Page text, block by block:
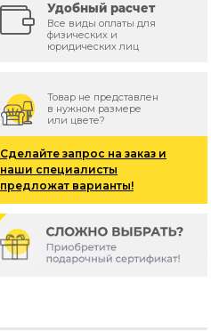
Удобный расчет
Все виды оплаты для
физических и
юридических лиц
Товар не представлен
в нужном размере
или цвете?
Сделайте запрос на заказ и
наши специалисты
предложат варианты!